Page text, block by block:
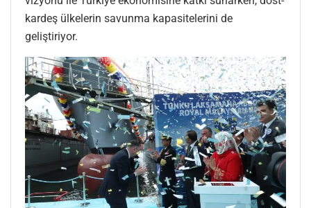
kardeş ülkelerin savunma kapasitelerini de
geliştiriyor.